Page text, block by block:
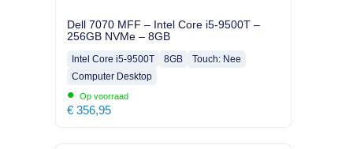
Dell 7070 MFF – Intel Core i5-9500T –
256GB NVMe – 8GB
Intel Core i5-9500T 8GB
Touch: Nee
Computer Desktop
• Op voorraad
€ 356,95